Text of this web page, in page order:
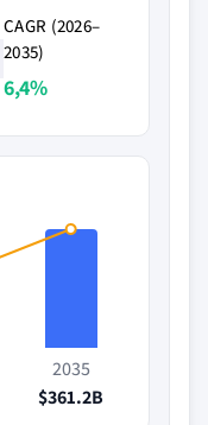
CAGR (2026–
2035)
6,4%
2035
$361.2B